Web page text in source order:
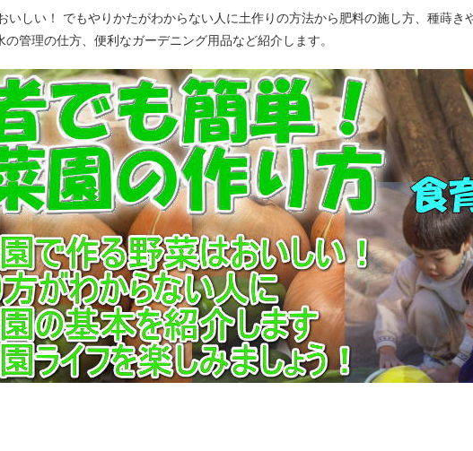
しい！ でもやりかたがわからない人に土作りの方法から肥料の施し方、種蒔
の管理の仕方、便利なガーデニング用品など紹介します。